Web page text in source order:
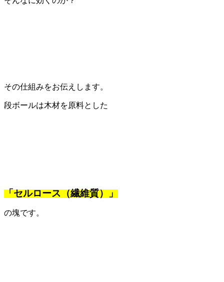
その仕組みをお伝えします。
段ボールは木材を原料とした
「セルロース（繊維質）」
の塊です。